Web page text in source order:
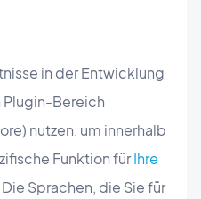
in der Entwicklung
Plugin-Bereich
nutzen, um innerhalb
Funktion fürIhre
Sprachen, die Sie für